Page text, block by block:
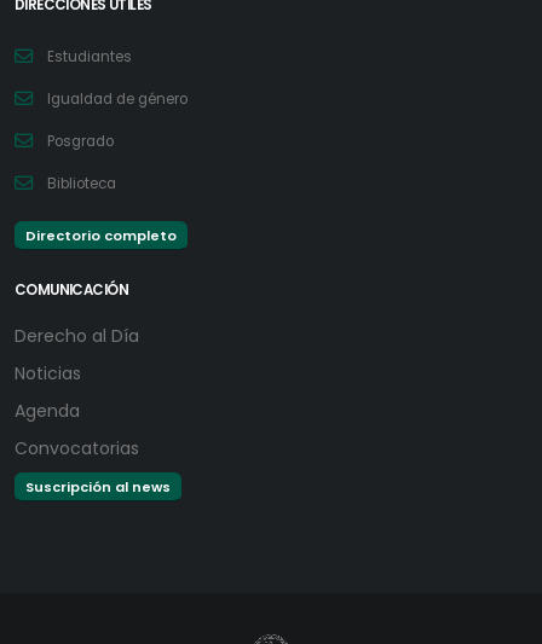
DIRECCIONES ÚTILES
Estudiantes
Igualdad de género
Posgrado
Biblioteca
Directorio completo
COMUNICACIÓN
Derecho al Día
Noticias
Agenda
Convocatorias
Suscripción al news